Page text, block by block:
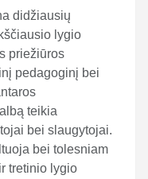
didžiausių
lygio
priežiūros
pedagoginį bei
teikia
bei slaugytojai.
bei tolesniam
tretinio lygio